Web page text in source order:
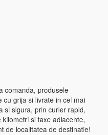
comanda, produsele
cu grija si livrate in cel mai
si sigura, prin curier rapid,
si taxe adiacente,
de localitatea de destinatie!